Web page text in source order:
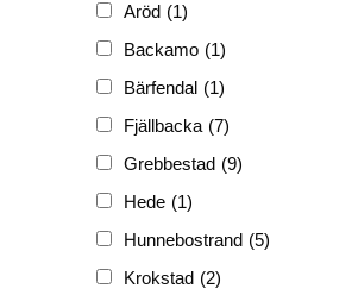
Aröd (1)
Backamo (1)
Bärfendal (1)
Fjällbacka (7)
Grebbestad (9)
Hede (1)
Hunnebostrand (5)
Krokstad (2)